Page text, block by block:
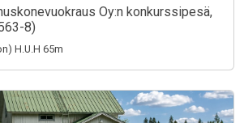
Oy:n konkurssipesä,
8)
H.U.H 65m